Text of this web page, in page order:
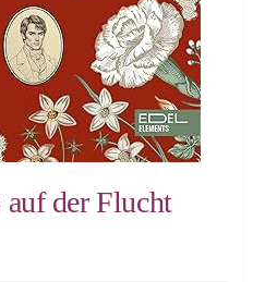
der Flucht